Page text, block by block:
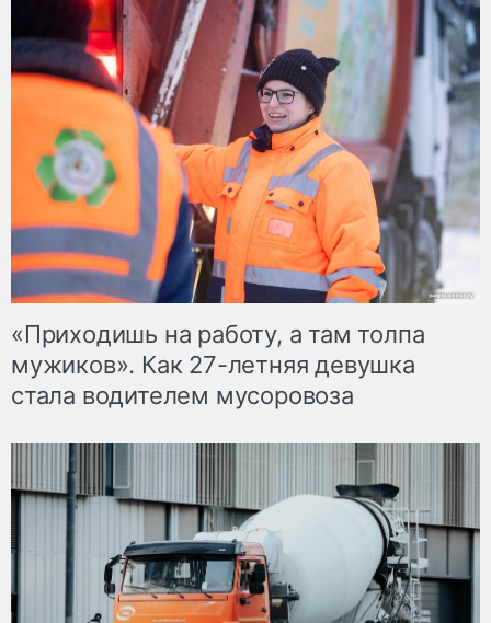
«Приходишь на работу, а там толпа
мужиков». Как 27-летняя девушка
стала водителем мусоровоза